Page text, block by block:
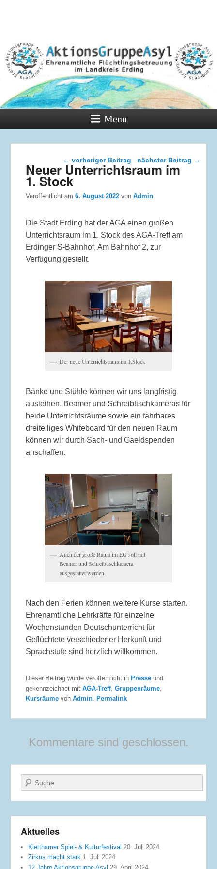
Menu
Beitragsnavigation
← vorheriger Beitrag nächster Beitrag →
Neuer Unterrichtsraum im
1. Stock
Veröffentlicht am6. August 2022 vonAdmin
Die Stadt Erding hat der AGA einen großen
Unterrichtsraum im 1. Stock des AGA-Treff am
Erdinger S-Bahnhof, Am Bahnhof 2, zur
Verfügung gestellt.
Der neue Unterrichtsraum im 1.Stock
Bänke und Stühle können wir uns langfristig
ausleihen. Beamer und Schreibtischkameras für
beide Unterrichtsräume sowie ein fahrbares
dreiteiliges Whiteboard für den neuen Raum
können wir durch Sach- und Gaeldspenden
anschaffen.
Auch der große Raum im EG soll mit
Beamer und Schreibtischkamera
ausgestattet werden.
Nach den Ferien können weitere Kurse starten.
Ehrenamtliche Lehrkräfte für einzelne
Wochenstunden Deutschunterricht für
Geflüchtete verschiedener Herkunft und
Sprachstufe sind herzlich willkommen.
Dieser Beitrag wurde veröffentlicht inPresse und
gekennzeichnet mitAGA-Treff,Gruppenräume
Kursräume vonAdmin .Permalink
Kommentare sind geschlossen.
Suche
Aktuelles
Kletthamer Spiel- & Kulturfestival 20. Juli 2024
Zirkus macht stark 1. Juli 2024
12 Jahre Aktionsgruppe Asyl 29. April 2024